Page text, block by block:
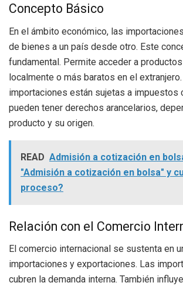
Concepto Básico
En el ámbito económico, las
de bienes a un país desde otro. Este
fundamental. Permite acceder a
localmente o más baratos en el
importaciones están sujetas a impuestos
pueden tener derechos arancelarios,
producto y su origen.
READ Admisión a cotización en
"Admisión a cotización en bolsa" y
proceso?
Relación con el Comercio
El comercio internacional se sustenta en
importaciones y exportaciones. Las
cubren la demanda interna. También